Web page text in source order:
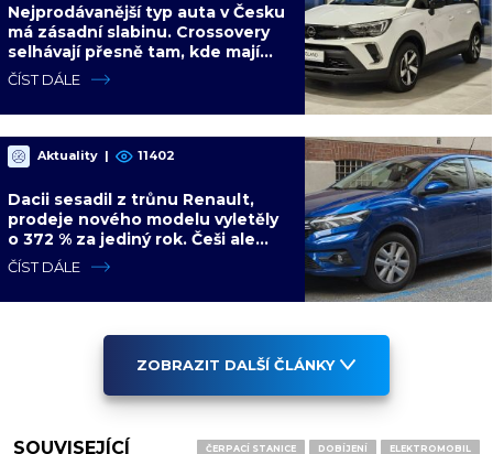
Nejprodávanější typ auta v Česku
má zásadní slabinu. Crossovery
selhávají přesně tam, kde mají
být nejsilnější
ČÍST DÁLE
Aktuality | 11402
Dacii sesadil z trůnu Renault,
prodeje nového modelu vyletěly
o 372 % za jediný rok. Češi ale
jedou svojí pohádku
ČÍST DÁLE
ZOBRAZIT DALŠÍ ČLÁNKY
SOUVISEJÍCÍ ČERPACÍ STANICE DOBÍJENÍ ELEKTROMOBIL